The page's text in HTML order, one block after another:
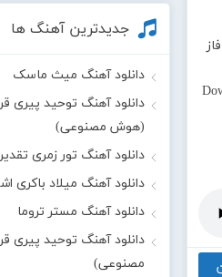
جدیدترین آهنگ ها
دانلود آهنگ میث ماسک
دانلود آهنگ توحید پیری
(هوش مصنوعی)
دانلود آهنگ تور زمری تقدیر
دانلود آهنگ میلاد باکری
دانلود آهنگ مستر تروما
دانلود آهنگ توحید پیری
مصنوعی)